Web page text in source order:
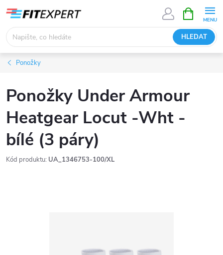
obsah
HLEDAT
NÁKUPNÍ
KOŠÍK
Ponožky
Ponožky Under Armour
Heatgear Locut -Wht -
bílé (3 páry)
Kód produktu: UA_1346753-100/XL